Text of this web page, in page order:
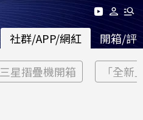
社群/APP/網紅 開箱/評
三星摺疊機開箱 「全新